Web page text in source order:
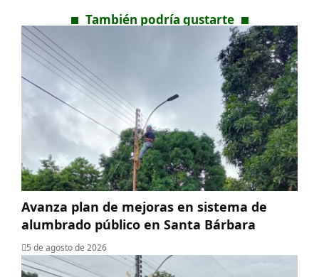
También podría gustarte
Avanza plan de mejoras en sistema de
alumbrado público en Santa Bárbara
5 de agosto de 2026